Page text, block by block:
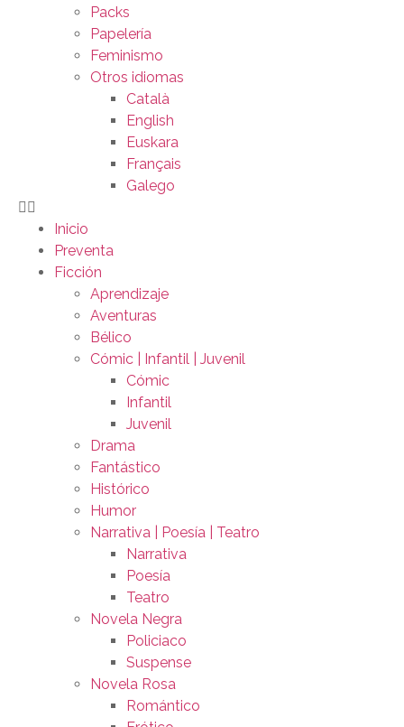
Packs
Papelería
Feminismo
Otros idiomas
Català
English
Euskara
Français
Galego
Inicio
Preventa
Ficción
Aprendizaje
Aventuras
Bélico
Cómic | Infantil | Juvenil
Cómic
Infantil
Juvenil
Drama
Fantástico
Histórico
Humor
Narrativa | Poesía | Teatro
Narrativa
Poesía
Teatro
Novela Negra
Policiaco
Suspense
Novela Rosa
Romántico